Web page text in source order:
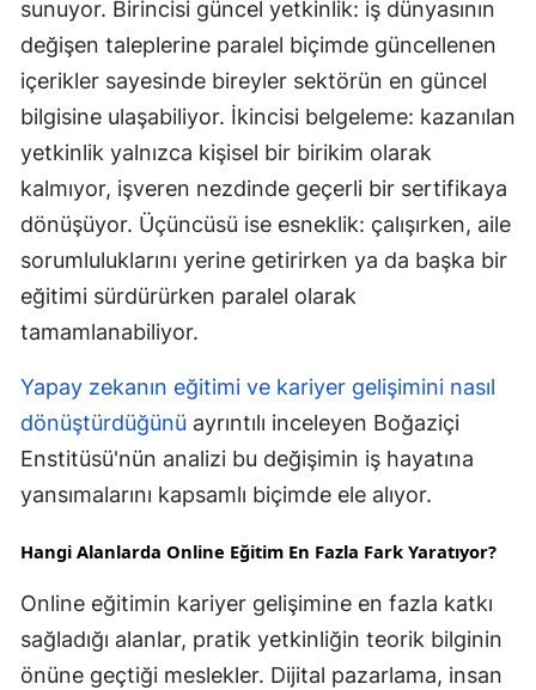
Samsun
Siirt
Sinop
Sivas
Tekirdağ
Tokat
Tunceli
Şanlıurfa
Uşak
Zonguldak
Aksaray
sunuyor. Birincisi güncel yetkinlik: iş dünyasının
değişen taleplerine paralel biçimde güncellenen
içerikler sayesinde bireyler sektörün en güncel
bilgisine ulaşabiliyor. İkincisi belgeleme: kazanılan
yetkinlik yalnızca kişisel bir birikim olarak
kalmıyor, işveren nezdinde geçerli bir sertifikaya
dönüşüyor. Üçüncüsü ise esneklik: çalışırken, aile
sorumluluklarını yerine getirirken ya da başka bir
eğitimi sürdürürken paralel olarak
tamamlanabiliyor.
Yapay zekanın eğitimi ve kariyer gelişimini nasıl
dönüştürdüğünü ayrıntılı inceleyen Boğaziçi
Enstitüsü'nün analizi bu değişimin iş hayatına
yansımalarını kapsamlı biçimde ele alıyor.
Hangi Alanlarda Online Eğitim En Fazla Fark Yaratıyor?
Online eğitimin kariyer gelişimine en fazla katkı
sağladığı alanlar, pratik yetkinliğin teorik bilginin
önüne geçtiği meslekler. Dijital pazarlama, insan